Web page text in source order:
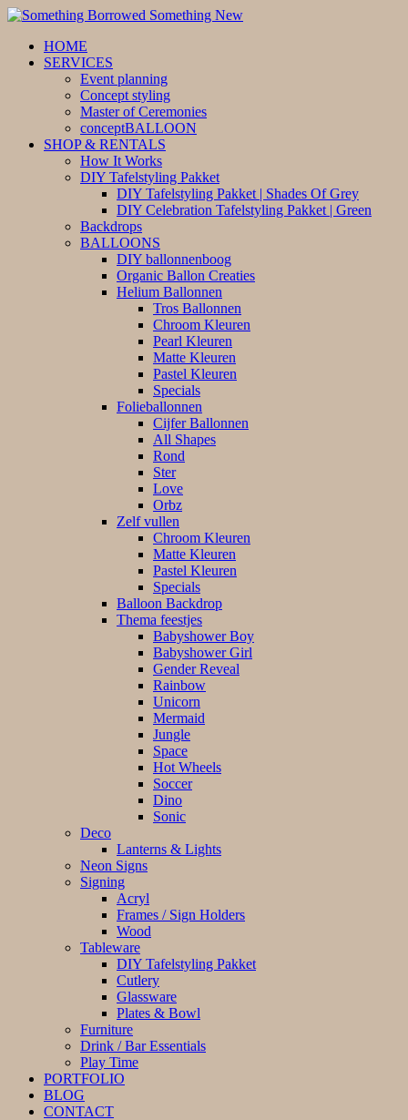
HOME
SERVICES
Event planning
Concept styling
Master of Ceremonies
conceptBALLOON
SHOP & RENTALS
How It Works
DIY Tafelstyling Pakket
DIY Tafelstyling Pakket | Shades Of Grey
DIY Celebration Tafelstyling Pakket | Green
Backdrops
BALLOONS
DIY ballonnenboog
Organic Ballon Creaties
Helium Ballonnen
Tros Ballonnen
Chroom Kleuren
Pearl Kleuren
Matte Kleuren
Pastel Kleuren
Specials
Folieballonnen
Cijfer Ballonnen
All Shapes
Rond
Ster
Love
Orbz
Zelf vullen
Chroom Kleuren
Matte Kleuren
Pastel Kleuren
Specials
Balloon Backdrop
Thema feestjes
Babyshower Boy
Babyshower Girl
Gender Reveal
Rainbow
Unicorn
Mermaid
Jungle
Space
Hot Wheels
Soccer
Dino
Sonic
Deco
Lanterns & Lights
Neon Signs
Signing
Acryl
Frames / Sign Holders
Wood
Tableware
DIY Tafelstyling Pakket
Cutlery
Glassware
Plates & Bowl
Furniture
Drink / Bar Essentials
Play Time
PORTFOLIO
BLOG
CONTACT